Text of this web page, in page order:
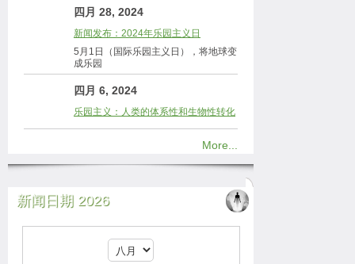
四月 28, 2024
新闻发布：2024年乐园主义日
5月1日（国际乐园主义日），将地球变
成乐园
四月 6, 2024
乐园主义：人类的体系性和生物性转化
More...
新闻日期 2026